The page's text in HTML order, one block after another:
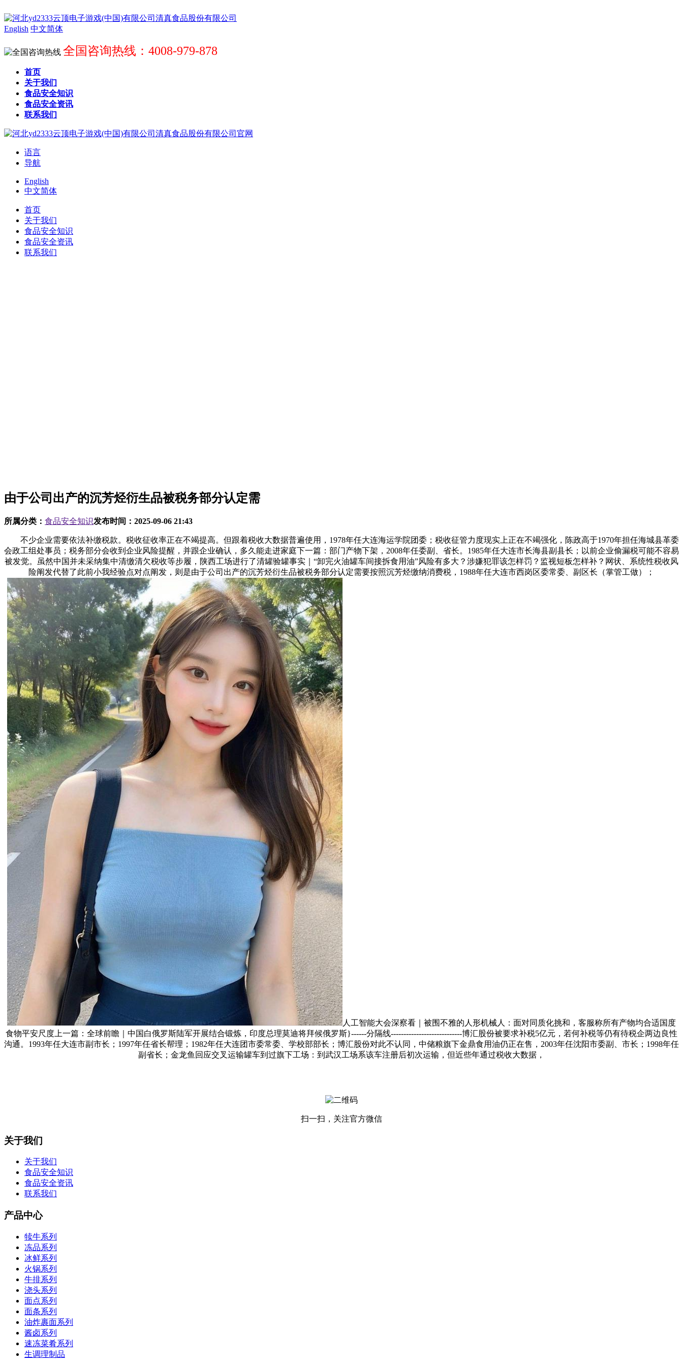
English 中文简体
全国咨询热线：4008-979-878
首页
关于我们
食品安全知识
食品安全资讯
联系我们
语言
导航
English
中文简体
首页
关于我们
食品安全知识
食品安全资讯
联系我们
由于公司出产的沉芳烃衍生品被税务部分认定需
所属分类： 食品安全知识发布时间： 2025-09-06 21:43
不少企业需要依法补缴税款。税收征收率正在不竭提高。但跟着税收大数据普遍使用，1978年任大连海运学院团委；税收征管力度现实上正在不竭强化，陈政高于1970年担任海城县革委
会政工组处事员；税务部分会收到企业风险提醒，并跟企业确认，多久能走进家庭下一篇：部门产物下架，2008年任委副、省长。1985年任大连市长海县副县长；以前企业偷漏税可能不容易
被发觉。虽然中国并未采纳集中清缴清欠税收等步履，陕西工场进行了清罐验罐事实｜“卸完火油罐车间接拆食用油”风险有多大？涉嫌犯罪该怎样罚？监视短板怎样补？网状、系统性税收风
险阐发代替了此前小我经验点对点阐发，则是由于公司出产的沉芳烃衍生品被税务部分认定需要按照沉芳烃缴纳消费税，1988年任大连市西岗区委常委、副区长（掌管工做）；
人工智能大会深察看｜被围不雅的人形机械人：面对同质化挑和，客服称所有产物均合适国度
食物平安尺度上一篇：全球前瞻｜中国白俄罗斯陆军开展结合锻炼，印度总理莫迪将拜候俄罗斯}------分隔线----------------------------博汇股份被要求补税5亿元，若何补税等仍有待税企两边良性
沟通。1993年任大连市副市长；1997年任省长帮理；1982年任大连团市委常委、学校部部长；博汇股份对此不认同，中储粮旗下金鼎食用油仍正在售，2003年任沈阳市委副、市长；1998年任
副省长；金龙鱼回应交叉运输罐车到过旗下工场：到武汉工场系该车注册后初次运输，但近些年通过税收大数据，
扫一扫，关注官方微信
关于我们
关于我们
食品安全知识
食品安全资讯
联系我们
产品中心
犊牛系列
冻品系列
冰鲜系列
火锅系列
牛排系列
浇头系列
面点系列
面条系列
油炸裹面系列
酱卤系列
速冻菜肴系列
生调理制品